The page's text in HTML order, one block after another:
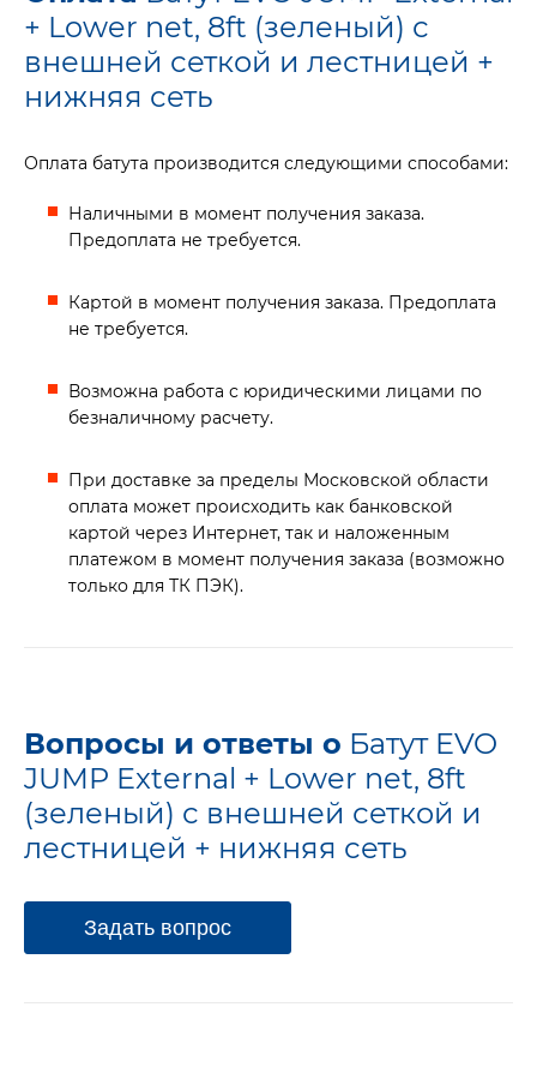
+ Lower net, 8ft (зеленый) с
внешней сеткой и лестницей +
нижняя сеть
Оплата батута производится следующими способами:
Наличными в момент получения заказа.
Предоплата не требуется.
Картой в момент получения заказа. Предоплата
не требуется.
Возможна работа с юридическими лицами по
безналичному расчету.
При доставке за пределы Московской области
оплата может происходить как банковской
картой через Интернет, так и наложенным
платежом в момент получения заказа (возможно
только для ТК ПЭК).
Вопросы и ответы о Батут EVO
JUMP External + Lower net, 8ft
(зеленый) с внешней сеткой и
лестницей + нижняя сеть
Задать вопрос